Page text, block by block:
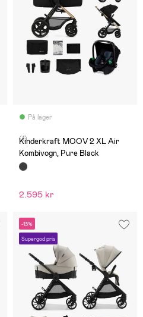
På lager
(1)
Kinderkraft MOOV 2 XL Air
Kombivogn, Pure Black
2.595 kr
-13%
Supergod pris